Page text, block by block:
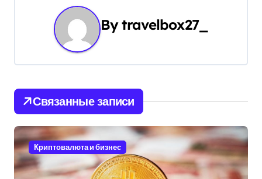
ц
и
я
п
о
Bytravelbox27_
Связанные записи
Криптовалюта и бизнес